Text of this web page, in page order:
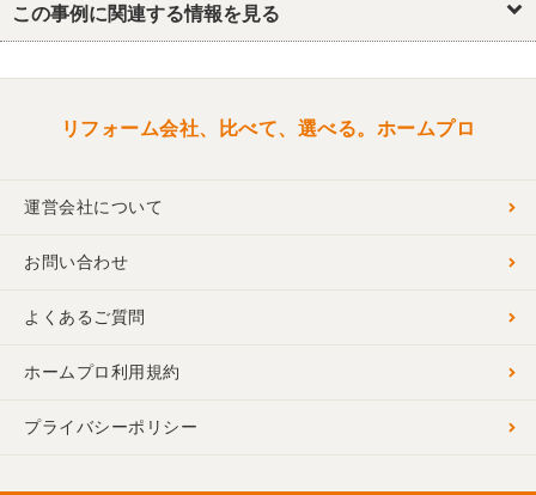
浴室・ユニットバス トイレ 洗面所・脱衣所
この事例に関連する情報を見る
リフォーム会社、比べて、選べる。ホームプロ
運営会社について
お問い合わせ
よくあるご質問
ホームプロ利用規約
プライバシーポリシー